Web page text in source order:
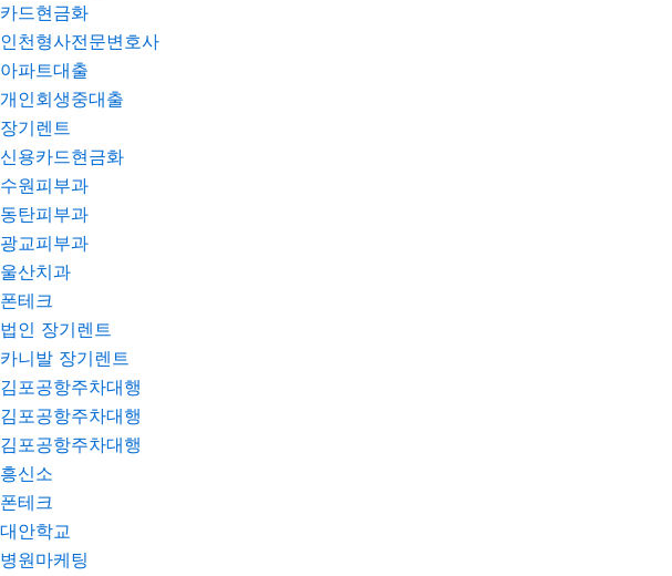
카드현금화
인천형사전문변호사
아파트대출
개인회생중대출
장기렌트
신용카드현금화
수원피부과
동탄피부과
광교피부과
울산치과
폰테크
법인 장기렌트
카니발 장기렌트
김포공항주차대행
김포공항주차대행
김포공항주차대행
흥신소
폰테크
대안학교
병원마케팅